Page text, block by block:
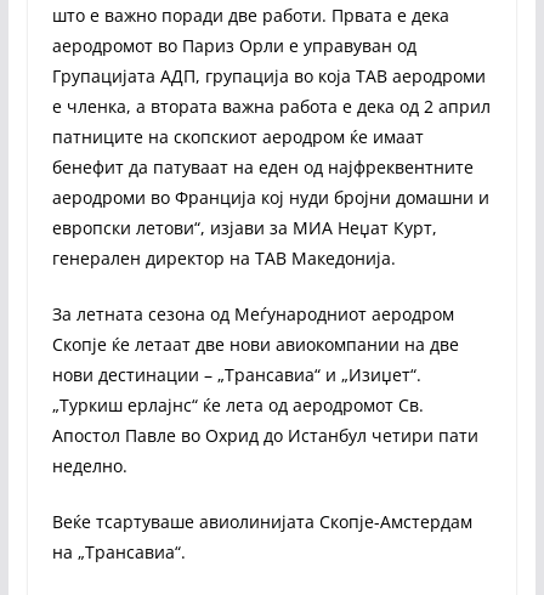
што е важно поради две работи. Првата е дека
аеродромот во Париз Орли е управуван од
Групацијата АДП, групација во која ТАВ аеродроми
е членка, а втората важна работа е дека од 2 април
патниците на скопскиот аеродром ќе имаат
бенефит да патуваат на еден од најфреквентните
аеродроми во Франција кој нуди бројни домашни и
европски летови“, изјави за МИА Неџат Курт,
генерален директор на ТАВ Македонија.
За летната сезона од Меѓународниот аеродром
Скопје ќе летаат две нови авиокомпании на две
нови дестинации – „Трансавиа“ и „Изиџет“.
„Туркиш ерлајнс“ ќе лета од аеродромот Св.
Апостол Павле во Охрид до Истанбул четири пати
неделно.
Веќе тсартуваше авиолинијата Скопје-Амстердам
на „Трансавиа“.